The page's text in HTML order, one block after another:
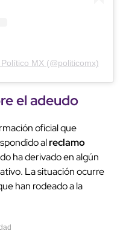
MX (@politicomx)
el adeudo
oficial que
alreclamo
ha derivado en algún
La situación ocurre
han rodeado a la